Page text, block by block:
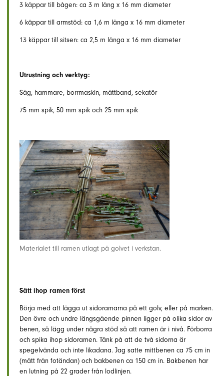
3 käppar till bågen: ca 3 m lång x 16 mm diameter
6 käppar till armstöd: ca 1,6 m långa x 16 mm diameter
13 käppar till sitsen: ca 2,5 m långa x 16 mm diameter
Utrustning och verktyg:
Såg, hammare, borrmaskin, måttband, sekatör
75 mm spik, 50 mm spik och 25 mm spik
Materialet till ramen utlagt på golvet i verkstan.
Sätt ihop ramen först
Börja med att lägga ut sidoramarna på ett golv, eller på marken.
Den övre och undre längsgående pinnen ligger på olika sidor av
benen, så lägg under några stöd så att ramen är i nivå. Förborra
och spika ihop sidoramen. Tänk på att de två sidorna är
spegelvända och inte likadana. Jag satte mittbenen ca 75 cm in
(mätt från fotändan) och bakbenen ca 150 cm in. Bakbenen har
en lutning på 22 grader från lodlinjen.